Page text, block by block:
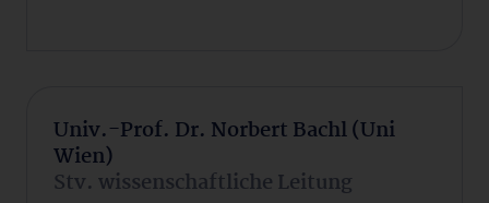
Univ.-Prof. Dr. Norbert Bachl (Uni
Wien)
Stv. wissenschaftliche Leitung